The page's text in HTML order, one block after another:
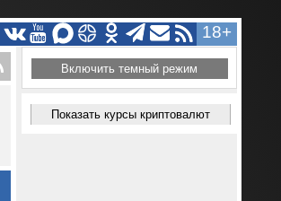
18+
Включить темный режим
Показать курсы криптовалют